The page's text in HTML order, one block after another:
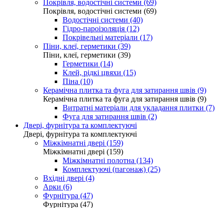
Покрівля, водостічні системи (69)
Покрівля, водостічні системи (69)
Водостічні системи (40)
Гідро-пароізоляція (12)
Покрівельні матеріали (17)
Піни, клеї, герметики (39)
Піни, клеї, герметики (39)
Герметики (14)
Клей, рідкі цвяхи (15)
Піна (10)
Керамічна плитка та фуга для затирання швів (9)
Керамічна плитка та фуга для затирання швів (9)
Витратні матеріали для укладання плитки (7)
Фуга для затирання швів (2)
Двері, фурнітура та комплектуючі
Двері, фурнітура та комплектуючі
Міжкімнатні двері (159)
Міжкімнатні двері (159)
Міжкімнатні полотна (134)
Комплектуючі (пагонаж) (25)
Вхідні двері (4)
Арки (6)
Фурнітура (47)
Фурнітура (47)